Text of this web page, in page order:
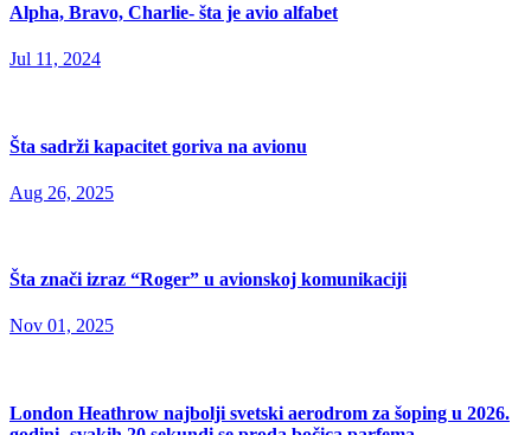
Alpha, Bravo, Charlie- šta je avio alfabet
Jul 11, 2024
Šta sadrži kapacitet goriva na avionu
Aug 26, 2025
Šta znači izraz “Roger” u avionskoj komunikaciji
Nov 01, 2025
London Heathrow najbolji svetski aerodrom za šoping u 2026.